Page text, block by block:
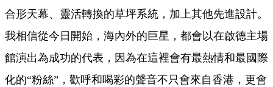
合形天幕、靈活轉換的草坪系統，加上其他先進設計。
我相信從今日開始，海內外的巨星，都會以在啟德主場
館演出為成功的代表，因為在這裡會有最熱情和最國際
化的“粉絲”，歡呼和喝彩的聲音不只會來自香港，更會